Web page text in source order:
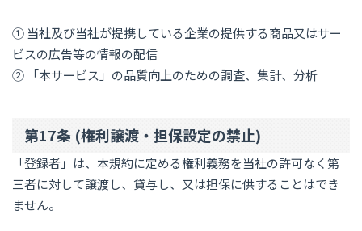
① 当社及び当社が提携している企業の提供する商品又はサー
ビスの広告等の情報の配信
② 「本サービス」の品質向上のための調査、集計、分析
第17条 (権利譲渡・担保設定の禁止)
「登録者」は、本規約に定める権利義務を当社の許可なく第
三者に対して譲渡し、貸与し、又は担保に供することはでき
ません。